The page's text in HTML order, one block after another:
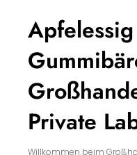
Apfelessig
Private
Willkommen beim